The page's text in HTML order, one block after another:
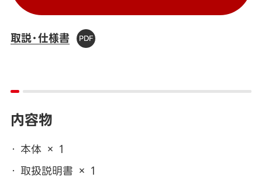
取説・仕様書
内容物
本体 × 1
取扱説明書 × 1